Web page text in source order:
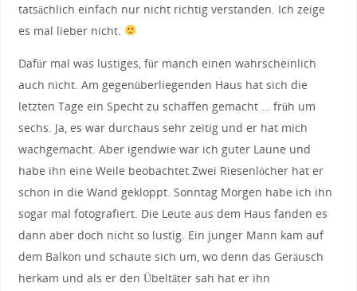
tatsächlich einfach nur nicht richtig verstanden. Ich zeige
es mal lieber nicht.
Dafür mal was lustiges, für manch einen wahrscheinlich
auch nicht. Am gegenüberliegenden Haus hat sich die
letzten Tage ein Specht zu schaffen gemacht … früh um
sechs. Ja, es war durchaus sehr zeitig und er hat mich
wachgemacht. Aber igendwie war ich guter Laune und
habe ihn eine Weile beobachtet.Zwei Riesenlöcher hat er
schon in die Wand gekloppt. Sonntag Morgen habe ich ihn
sogar mal fotografiert. Die Leute aus dem Haus fanden es
dann aber doch nicht so lustig. Ein junger Mann kam auf
dem Balkon und schaute sich um, wo denn das Geräusch
herkam und als er den Übeltäter sah hat er ihn